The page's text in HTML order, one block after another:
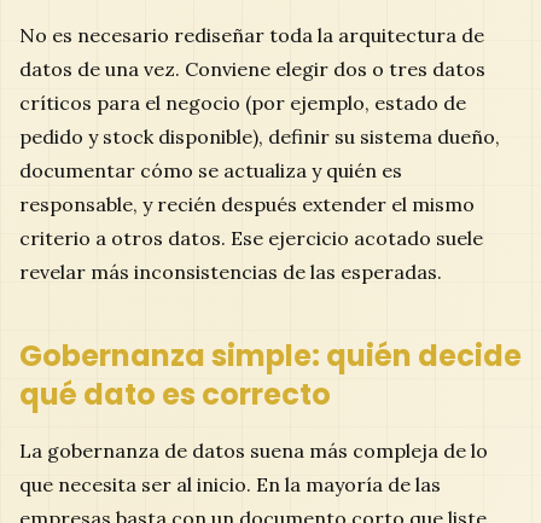
No es necesario rediseñar toda la arquitectura de
datos de una vez. Conviene elegir dos o tres datos
críticos para el negocio (por ejemplo, estado de
pedido y stock disponible), definir su sistema dueño,
documentar cómo se actualiza y quién es
responsable, y recién después extender el mismo
criterio a otros datos. Ese ejercicio acotado suele
revelar más inconsistencias de las esperadas.
Gobernanza simple: quién decide
qué dato es correcto
La gobernanza de datos suena más compleja de lo
que necesita ser al inicio. En la mayoría de las
empresas basta con un documento corto que liste